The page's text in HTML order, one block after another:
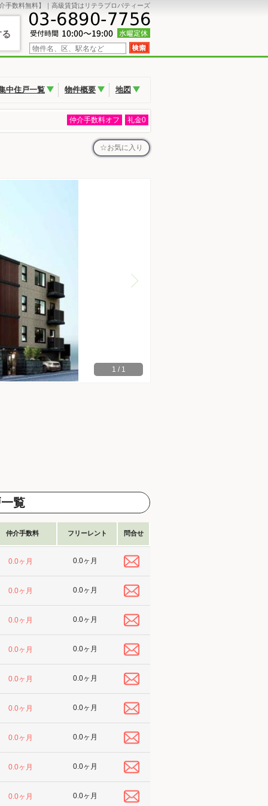
手数料無料】｜高級賃貸はリテラプロパティーズ
中住戸一覧 物件概要 地図
仲介手数料オフ 礼金0
お気に入り
1 / 1
覧
仲介手数料 フリーレント 問合せ
0.0ヶ月 0.0ヶ月
0.0ヶ月 0.0ヶ月
0.0ヶ月 0.0ヶ月
0.0ヶ月 0.0ヶ月
0.0ヶ月 0.0ヶ月
0.0ヶ月 0.0ヶ月
0.0ヶ月 0.0ヶ月
0.0ヶ月 0.0ヶ月
0.0ヶ月 0.0ヶ月